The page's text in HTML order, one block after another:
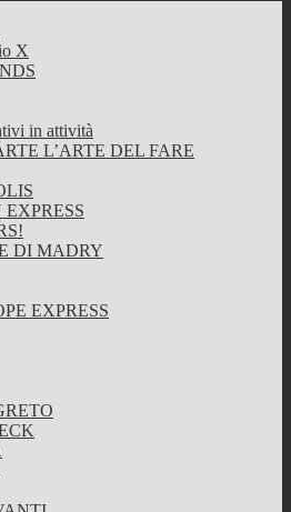
X
in attività
L’ARTE DEL FARE
DI MADRY
EXPRESS